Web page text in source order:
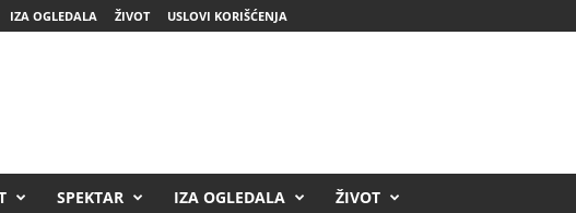
IZA OGLEDALA ŽIVOT USLOVI KORIŠĆENJA
SPEKTAR IZA OGLEDALA ŽIVOT